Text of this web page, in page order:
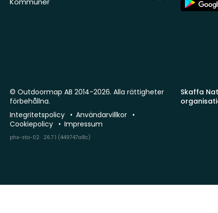
Store
Skaffa
© Outdoormap AB 2014-2026. Alla rättigheter
förbehållna.
Integritetspolicy
Användarvillkor
Cookiepolicy
Impressum
phx-sto-02 · 26.7.1 (449747a8c)